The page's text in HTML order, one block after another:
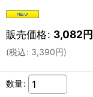
販売価格: 3,082円
(税込: 3,390円)
数量: